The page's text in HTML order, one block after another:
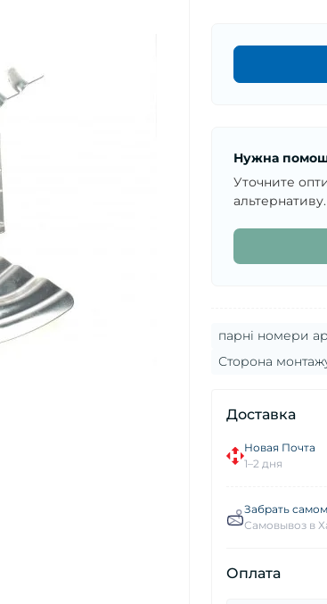
Нужна
Уточните
альтернативу.
парні номери
Сторона
Доставка
Новая Почта
1–2 дня
Забрать
Самовывоз в
Оплата